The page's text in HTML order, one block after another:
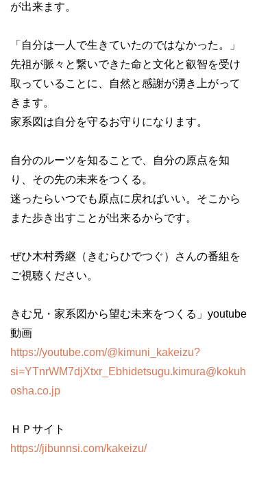
が出来ます。
「自分は一人で生きていたのではなかった。」
先祖が脈々と繋いできた命と文化と叡智を受け
取っていることに、自然と感謝が湧き上がって
きます。
家系図は自分を守るお守りになります。
自分のルーツを知ることで、自分の原点を知
り、その先の未来をつくる。
迷ったらいつでも原点に戻ればいい。そこから
また歩き出すことが出来るからです。
ぜひ木村秀継（きむらひでつぐ）さんの番組を
ご視聴ください。
きむ兄・家系図から望む未来をつくる」youtube
動画
https://youtube.com/@kimuni_kakeizu?
si=YTnrWM7djXtxr_Ebhidetsugu.kimura@kokuh
osha.co.jp
ＨＰサイト
https://jibunnsi.com/kakeizu/